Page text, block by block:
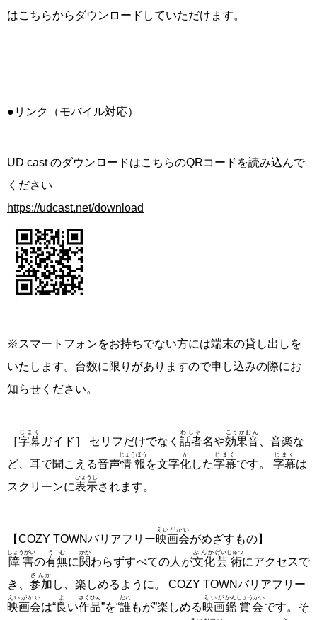
はこちらからダウンロードしていただけます。
●リンク（モバイル対応）
UD cast のダウンロードはこちらのQRコードを読み込んで
ください
https://udcast.net/download
※スマートフォンをお持ちでない方には端末の貸し出しを
いたします。台数に限りがありますので申し込みの際にお
知らせください。
［字幕
じまく
ガイド］ セリフだけでなく 話者
わしゃ
名や効果音
こうかおん
、音楽な
ど、耳で聞こえる音声情報
じょうほう
を文字化
か
した字幕
じまく
です。 字幕
じまく
は
スクリーンに表示
ひょうじ
されます。
【COZY TOWNバリアフリー映画会
えいがかい
がめざすもの】
障害
しょうがい
の有無
うむ
に関
かか
わらずすべての人が文化
ぶんか
芸術
げいじゅつ
にアクセスで
き、 参加
さんか
し、楽しめるように。 COZY TOWNバリアフリー
映画会
えいがかい
は“良
よ
い作品
さくひん
”を“誰
だれ
もが”楽しめる映画
えいが
鑑賞会
かんしょうかい
です。そ